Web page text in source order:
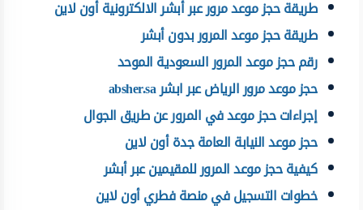
طريقة حجز موعد مرور عبر أبشر الالكترونية أون لاين
طريقة حجز موعد المرور بدون أبشر
رقم حجز موعد المرور السعودية الموحد
حجز موعد مرور الرياض عبر ابشر absher.sa
إجراءات حجز موعد في المرور عن طريق الجوال
حجز موعد النيابة العامة جدة أون لاين
كيفية حجز موعد المرور للمقيمين عبر أبشر
خطوات التسجيل في منصة فطري أون لاين